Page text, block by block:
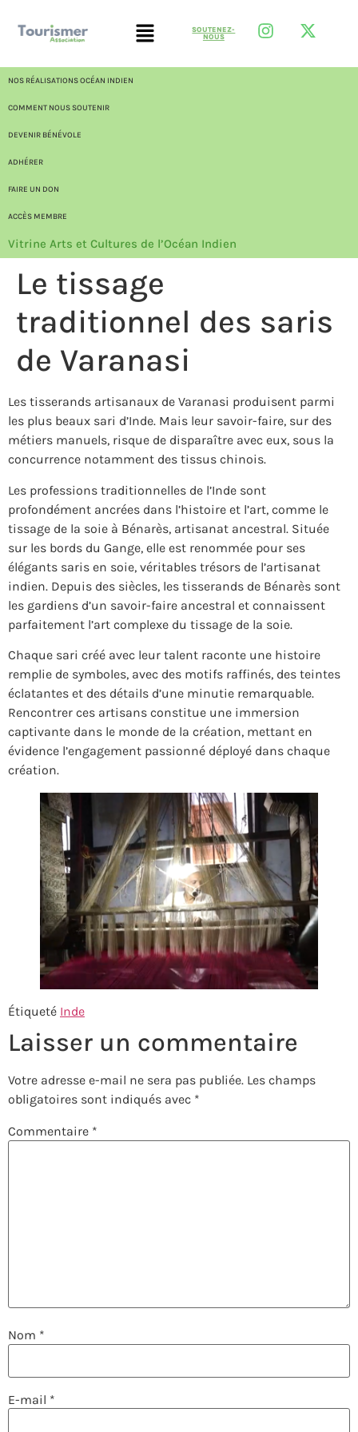
SOUTENEZ-
NOUS
NOS RÉALISATIONS OCÉAN INDIEN
COMMENT NOUS SOUTENIR
DEVENIR BÉNÉVOLE
ADHÉRER
FAIRE UN DON
ACCÈS MEMBRE
Vitrine Arts et Cultures de l’Océan Indien
Le tissage
traditionnel des saris
de Varanasi
Les tisserands artisanaux de Varanasi produisent parmi
les plus beaux sari d’Inde. Mais leur savoir-faire, sur des
métiers manuels, risque de disparaître avec eux, sous la
concurrence notamment des tissus chinois.
Les professions traditionnelles de l’Inde sont
profondément ancrées dans l’histoire et l’art, comme le
tissage de la soie à Bénarès, artisanat ancestral. Située
sur les bords du Gange, elle est renommée pour ses
élégants saris en soie, véritables trésors de l’artisanat
indien. Depuis des siècles, les tisserands de Bénarès sont
les gardiens d’un savoir-faire ancestral et connaissent
parfaitement l’art complexe du tissage de la soie.
Chaque sari créé avec leur talent raconte une histoire
remplie de symboles, avec des motifs raffinés, des teintes
éclatantes et des détails d’une minutie remarquable.
Rencontrer ces artisans constitue une immersion
captivante dans le monde de la création, mettant en
évidence l’engagement passionné déployé dans chaque
création.
Étiqueté Inde
Laisser un commentaire
Votre adresse e-mail ne sera pas publiée. Les champs
obligatoires sont indiqués avec *
Commentaire *
Nom *
E-mail *